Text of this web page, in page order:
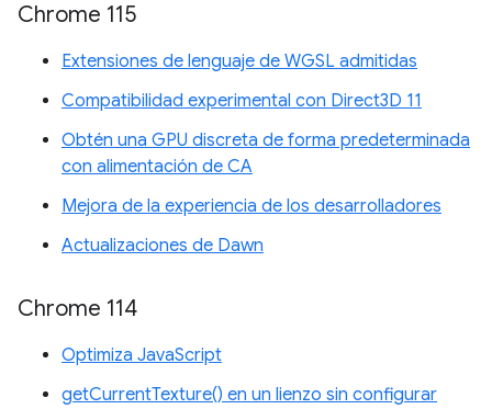
Chrome 115
Extensiones de lenguaje de WGSL admitidas
Compatibilidad experimental con Direct3D 11
Obtén una GPU discreta de forma predeterminada
con alimentación de CA
Mejora de la experiencia de los desarrolladores
Actualizaciones de Dawn
Chrome 114
Optimiza JavaScript
getCurrentTexture() en un lienzo sin configurar